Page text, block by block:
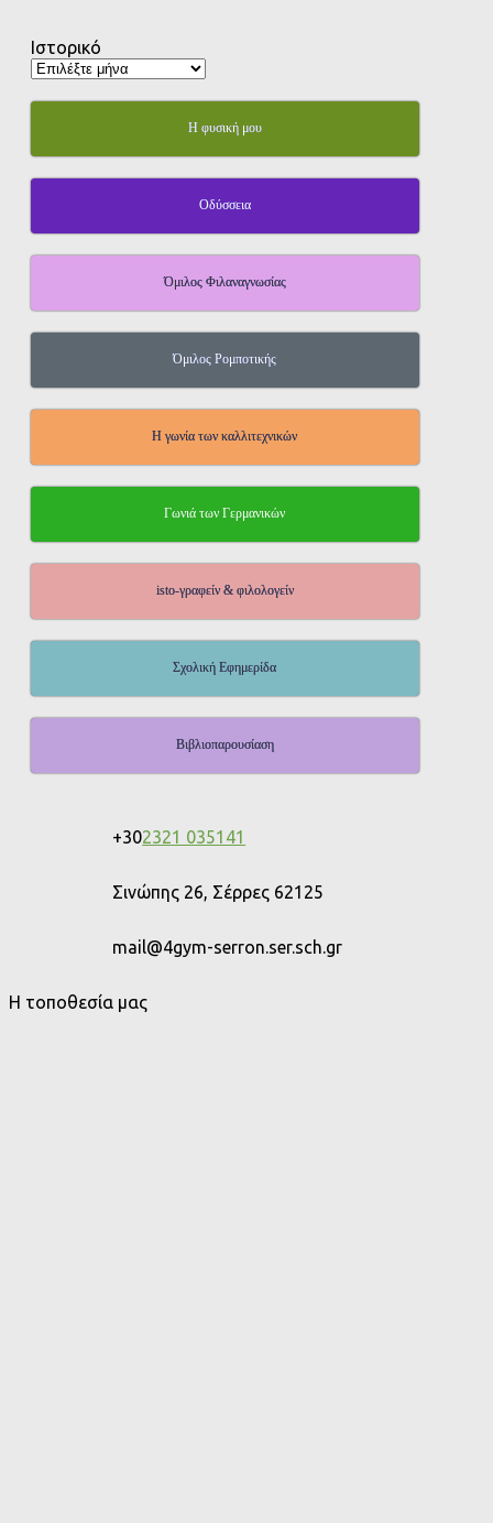
Ιστορικό
Η φυσική μου
Οδύσσεια
Όμιλος Φιλαναγνωσίας
Όμιλος Ρομποτικής
Η γωνία των καλλιτεχνικών
Γωνιά των Γερμανικών
isto-γραφείν & φιλολογείν
Σχολική Εφημερίδα
Βιβλιοπαρουσίαση
+302321 035141
Σινώπης 26, Σέρρες 62125
mail@4gym-serron.ser.sch.gr
Η τοποθεσία μας